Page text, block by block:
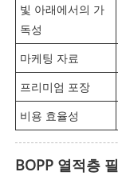
빛 아래에서의 가
독성
마케팅 자료
프리미엄 포장
비용 효율성
BOPP 열적층